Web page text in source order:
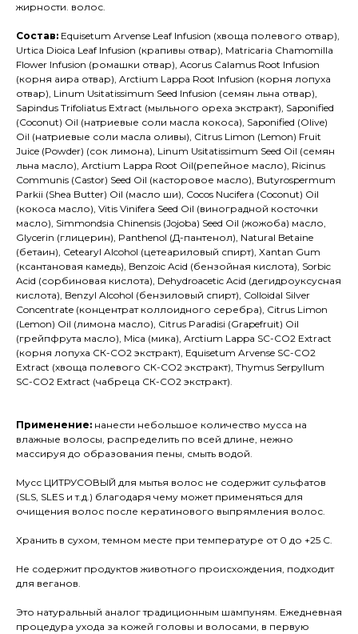
жирности. волос.
Состав: Equisetum Arvense Leaf Infusion (хвоща полевого отвар),
Urtica Dioica Leaf Infusion (крапивы отвар), Matricaria Chamomilla
Flower Infusion (ромашки отвар), Acorus Calamus Root Infusion
(корня аира отвар), Arctium Lappa Root Infusion (корня лопуха
отвар), Linum Usitatissimum Seed Infusion (семян льна отвар),
Sapindus Trifoliatus Extract (мыльного ореха экстракт), Saponified
(Coconut) Oil (натриевые соли масла кокоса), Saponified (Olive)
Oil (натриевые соли масла оливы), Citrus Limon (Lemon) Fruit
Juice (Powder) (сок лимона), Linum Usitatissimum Seed Oil (семян
льна масло), Arctium Lappa Root Oil(репейное масло), Ricinus
Communis (Castor) Seed Oil (касторовое масло), Butyrospermum
Parkii (Shea Butter) Oil (масло ши), Cocos Nucifera (Coconut) Oil
(кокоса масло), Vitis Vinifera Seed Oil (виноградной косточки
масло), Simmondsia Chinensis (Jojoba) Seed Oil (жожоба) масло,
Glycerin (глицерин), Panthenol (Д-пантенол), Natural Betaine
(бетаин), Cetearyl Alcohol (цетеариловый спирт), Xantan Gum
(ксантановая камедь), Benzoic Acid (бензойная кислота), Sorbic
Acid (сорбиновая кислота), Dehydroacetic Acid (дегидроуксусная
кислота), Benzyl Alcohol (бензиловый спирт), Colloidal Silver
Concentrate (концентрат коллоидного серебра), Citrus Limon
(Lemon) Oil (лимона масло), Citrus Paradisi (Grapefruit) Oil
(грейпфрута масло), Mica (мика), Arctium Lappa SC-CO2 Extract
(корня лопуха СК-СО2 экстракт), Equisetum Arvense SC-CO2
Extract (хвоща полевого СК-СО2 экстракт), Thymus Serpyllum
SC-CO2 Extract (чабреца СК-СО2 экстракт).
Применение: нанести небольшое количество мусса на
влажные волосы, распределить по всей длине, нежно
массируя до образования пены, смыть водой.
Мусс ЦИТРУСОВЫЙ для мытья волос не содержит сульфатов
(SLS, SLES и т.д.) благодаря чему может применяться для
очищения волос после кератинового выпрямления волос.
Хранить в сухом, темном месте при температуре от 0 до +25 С.
Не содержит продуктов животного происхождения, подходит
для веганов.
Это натуральный аналог традиционным шампуням. Ежедневная
процедура ухода за кожей головы и волосами, в первую